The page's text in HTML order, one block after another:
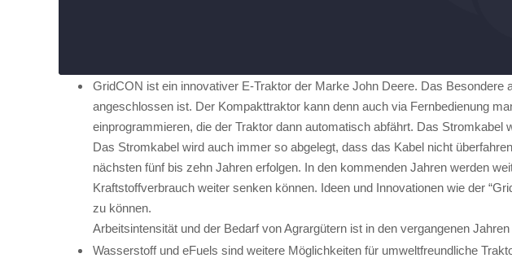
GridCON ist ein innovativer E-Traktor der Marke John Deere. Das
angeschlossen ist. Der Kompakttraktor kann denn auch via Fernbedienung
einprogrammieren, die der Traktor dann automatisch abfährt. Das
Das Stromkabel wird auch immer so abgelegt, dass das Kabel nicht
nächsten fünf bis zehn Jahren erfolgen. In den kommenden Jahren werden
Kraftstoffverbrauch weiter senken können. Ideen und Innovationen wie der
zu können.
Arbeitsintensität und der Bedarf von Agrargütern ist in den vergangenen
Wasserstoff und eFuels sind weitere Möglichkeiten für umweltfreundliche